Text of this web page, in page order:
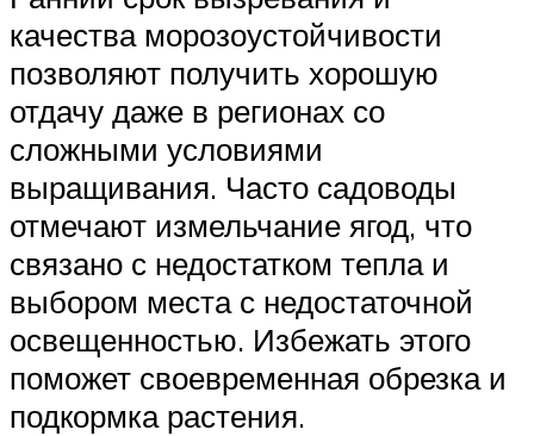
качества морозоустойчивости
позволяют получить хорошую
отдачу даже в регионах со
сложными условиями
выращивания. Часто садоводы
отмечают измельчание ягод, что
связано с недостатком тепла и
выбором места с недостаточной
освещенностью. Избежать этого
поможет своевременная обрезка и
подкормка растения.